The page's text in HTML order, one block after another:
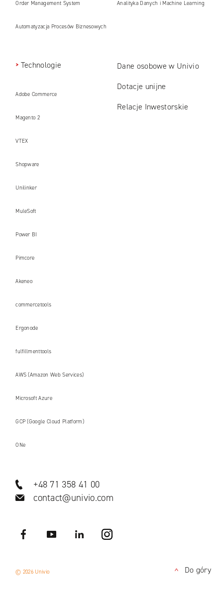
Order Management System
Automatyzacja Procesów Biznesowych
Analityka Danych i Machine Learning
Technologie
Adobe Commerce
Magento 2
VTEX
Shopware
Unilinker
MuleSoft
Power BI
Pimcore
Akeneo
commercetools
Ergonode
fulfillmenttools
AWS (Amazon Web Services)
Microsoft Azure
GCP (Google Cloud Platform)
ONe
+48 71 358 41 00
contact@univio.com
Facebook YouTube LinkedIN
Dane osobowe w Univio
Dotacje unijne
Relacje Inwestorskie
© 2026 Univio <Do góry